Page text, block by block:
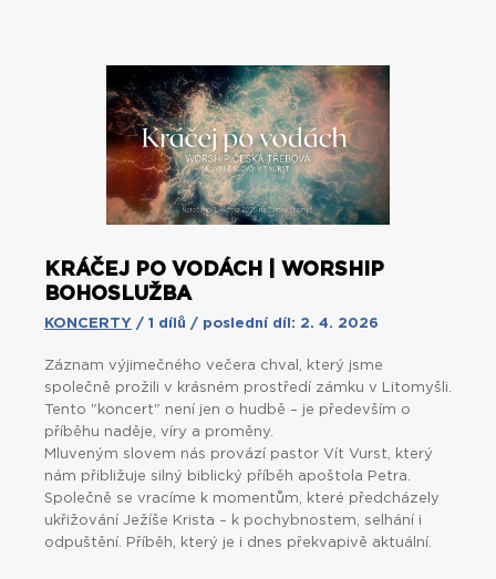
KRÁČEJ PO VODÁCH | WORSHIP
BOHOSLUŽBA
KONCERTY / 1 dílů / poslední díl: 2. 4. 2026
Záznam výjimečného večera chval, který jsme
společně prožili v krásném prostředí zámku v Litomyšli.
Tento "koncert" není jen o hudbě – je především o
příběhu naděje, víry a proměny.
Mluveným slovem nás provází pastor Vít Vurst, který
nám přibližuje silný biblický příběh apoštola Petra.
Společně se vracíme k momentům, které předcházely
ukřižování Ježíše Krista – k pochybnostem, selhání i
odpuštění. Příběh, který je i dnes překvapivě aktuální.